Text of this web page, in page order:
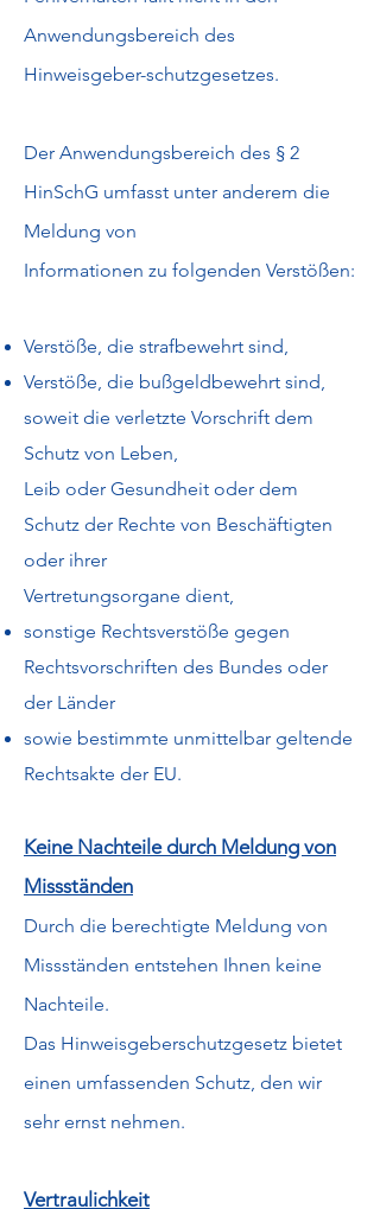
Anwendungsbereich des
Hinweisgeber-schutzgesetzes.
Der Anwendungsbereich des § 2
HinSchG umfasst unter anderem die
Meldung von
Informationen zu folgenden Verstößen:
Verstöße, die strafbewehrt sind,
Verstöße, die bußgeldbewehrt sind,
soweit die verletzte Vorschrift dem
Schutz von Leben,
Leib oder Gesundheit oder dem
Schutz der Rechte von Beschäftigten
oder ihrer
Vertretungsorgane dient,
sonstige Rechtsverstöße gegen
Rechtsvorschriften des Bundes oder
der Länder
sowie bestimmte unmittelbar geltende
Rechtsakte der EU.
Keine Nachteile durch Meldung von
Missständen
Durch die berechtigte Meldung von
Missständen entstehen Ihnen keine
Nachteile.
Das Hinweisgeberschutzgesetz bietet
einen umfassenden Schutz, den wir
sehr ernst nehmen.
Vertraulichkeit